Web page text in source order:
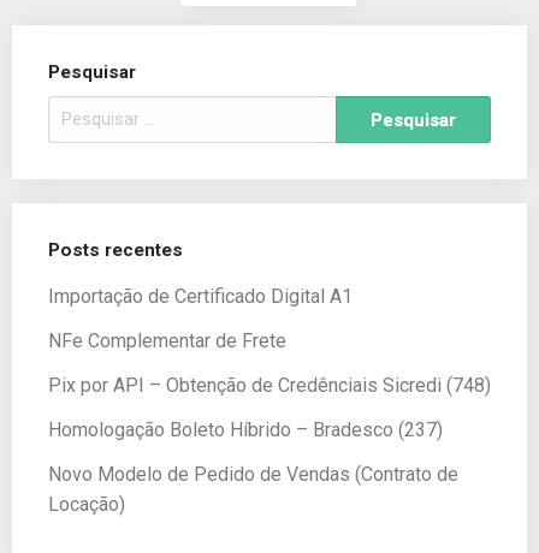
Pesquisar
Posts recentes
Importação de Certificado Digital A1
NFe Complementar de Frete
Pix por API – Obtenção de Credênciais Sicredi (748)
Homologação Boleto Híbrido – Bradesco (237)
Novo Modelo de Pedido de Vendas (Contrato de
Locação)